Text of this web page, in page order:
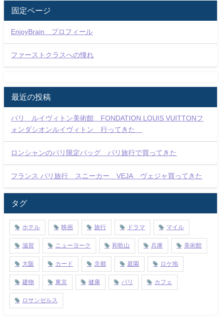
固定ページ
EnjoyBrain プロフィール
ファーストクラスへの憧れ
最近の投稿
パリ ルイヴィトン美術館 FONDATION LOUIS VUITTONフ
ォンダシオンルイヴィトン 行ってきた
ロンシャンのパリ限定バッグ パリ旅行で買ってきた
フランス パリ旅行 スニーカー VEJA ヴェジャ買ってきた
タグ
ホテル 映画 旅行 ドラマ マイル
滋賀 ニューヨーク 和歌山 兵庫 美術館
大阪 カード 京都 庭園 ロケ地
建物 東京 健康 パリ カフェ
ロサンゼルス